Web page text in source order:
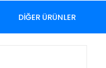
DİĞER ÜRÜNLER